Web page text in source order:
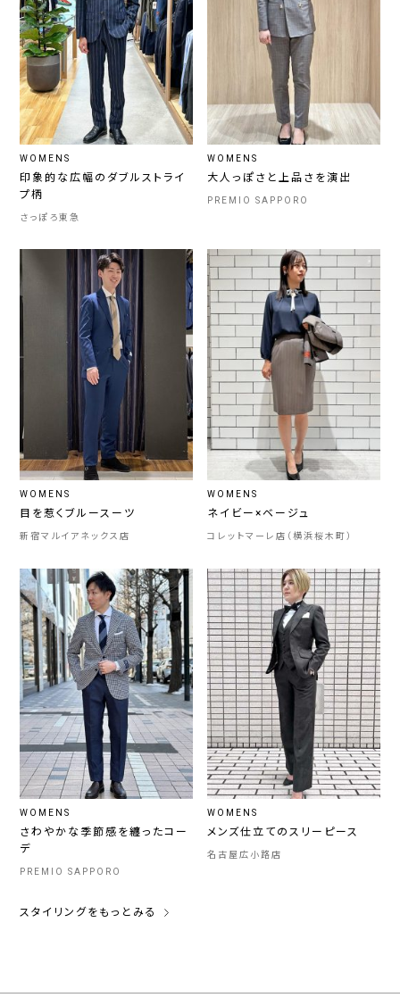
WOMENS
印象的な広幅のダブルストライ
プ柄
さっぽろ東急
WOMENS
大人っぽさと上品さを演出
PREMIO SAPPORO
WOMENS
目を惹くブルースーツ
新宿マルイアネックス店
WOMENS
ネイビー×ベージュ
コレットマーレ店（横浜桜木町）
WOMENS
さわやかな季節感を纏ったコー
デ
PREMIO SAPPORO
WOMENS
メンズ仕立てのスリーピース
名古屋広小路店
スタイリングをもっとみる